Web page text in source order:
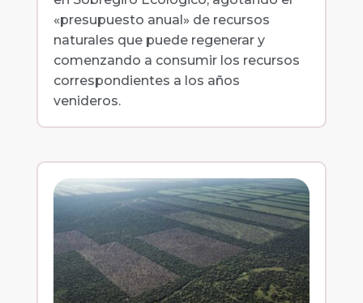
«presupuesto anual» de recursos
naturales que puede regenerar y
comenzando a consumir los recursos
correspondientes a los años
venideros.